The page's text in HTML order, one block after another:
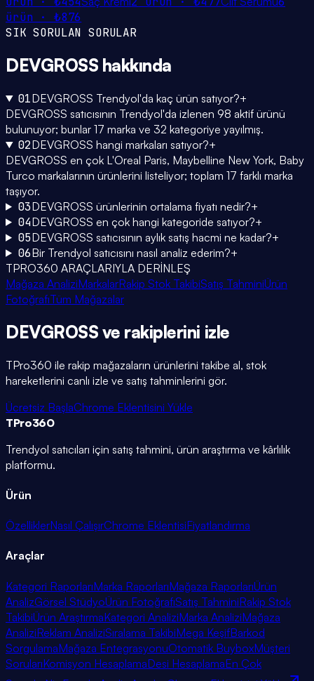
ürün · ₺876
SIK SORULAN SORULAR
DEVGROSS hakkında
01DEVGROSS Trendyol'da kaç ürün satıyor?+
DEVGROSS satıcısının Trendyol'da izlenen 98 aktif ürünü
bulunuyor; bunlar 17 marka ve 32 kategoriye yayılmış.
02DEVGROSS hangi markaları satıyor?+
DEVGROSS en çok L'Oreal Paris, Maybelline New York, Baby
Turco markalarının ürünlerini listeliyor; toplam 17 farklı marka
taşıyor.
03DEVGROSS ürünlerinin ortalama fiyatı nedir?+
04DEVGROSS en çok hangi kategoride satıyor?+
05DEVGROSS satıcısının aylık satış hacmi ne kadar?+
06Bir Trendyol satıcısını nasıl analiz ederim?+
TPRO360 ARAÇLARIYLA DERİNLEŞ
Mağaza AnaliziMarkalarRakip Stok TakibiSatış TahminiÜrün
FotoğrafıTüm Mağazalar
DEVGROSS ve rakiplerini izle
TPro360 ile rakip mağazaların ürünlerini takibe al, stok
hareketlerini canlı izle ve satış tahminlerini gör.
Ücretsiz BaşlaChrome Eklentisini Yükle
TPro360
Trendyol satıcıları için satış tahmini, ürün araştırma ve kârlılık
platformu.
Ürün
ÖzelliklerNasıl ÇalışırChrome EklentisiFiyatlandırma
Araçlar
Kategori RaporlarıMarka RaporlarıMağaza RaporlarıÜrün
AnalizGörsel StüdyoÜrün FotoğrafıSatış TahminiRakip Stok
TakibiÜrün AraştırmaKategori AnaliziMarka AnaliziMağaza
AnaliziReklam AnaliziSıralama TakibiMega KeşifBarkod
SorgulamaMağaza EntegrasyonuOtomatik BuyboxMüşteri
SorularıKomisyon HesaplamaDesi HesaplamaEn Çok